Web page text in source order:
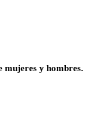
y hombres.